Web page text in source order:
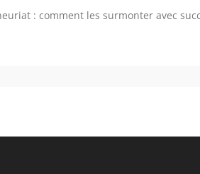
: comment les surmonter avec